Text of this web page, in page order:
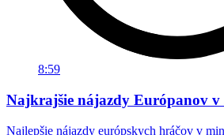
8:59
Najkrajšie nájazdy Európanov v
Najlepšie nájazdy európskych hráčov v